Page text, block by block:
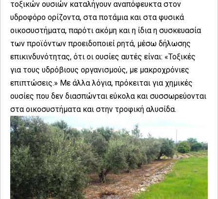
τοξικών ουσιών καταλήγουν αναπόφευκτα στον
υδροφόρο ορίζοντα, στα ποτάμια και στα φυσικά
οικοσυστήματα, παρότι ακόμη και η ίδια η συσκευασία
των προϊόντων προειδοποιεί ρητά, μέσω δήλωσης
επικινδυνότητας, ότι οι ουσίες αυτές είναι: «Τοξικές
για τους υδρόβιους οργανισμούς, με μακροχρόνιες
επιπτώσεις.» Με άλλα λόγια, πρόκειται για χημικές
ουσίες που δεν διασπώνται εύκολα και συσσωρεύονται
στα οικοσυστήματα και στην τροφική αλυσίδα.